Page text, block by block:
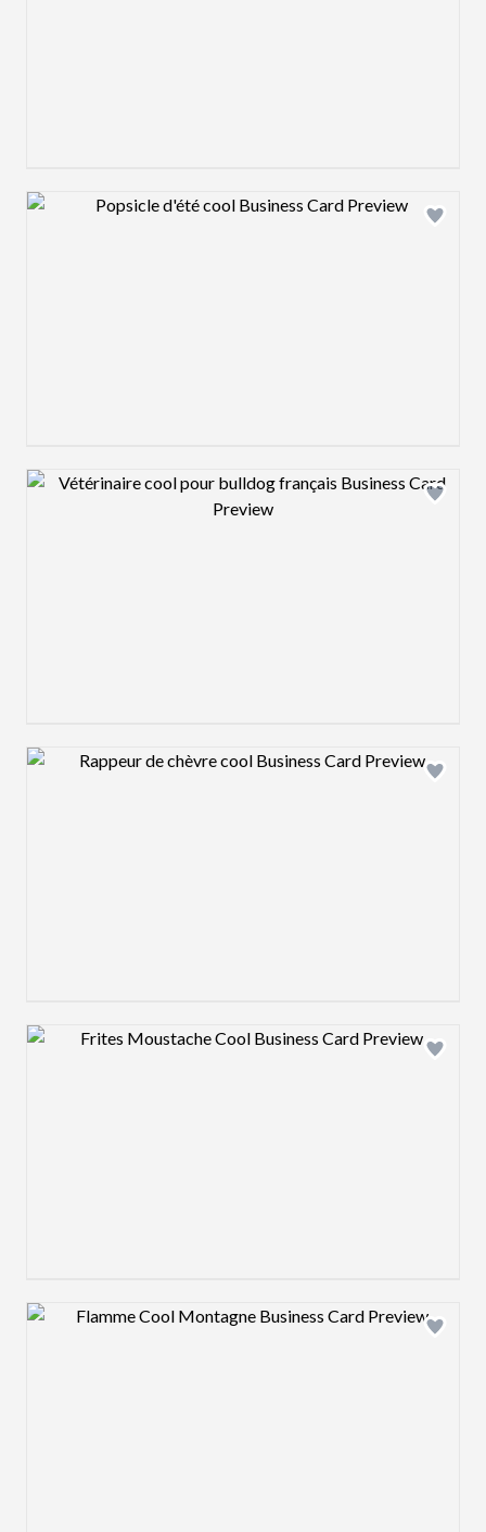
Design preview image
Design preview image
Design preview image
Design preview image
Design preview image